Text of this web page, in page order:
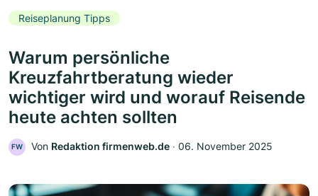
Reiseplanung Tipps
Warum persönliche
Kreuzfahrtberatung wieder
wichtiger wird und worauf Reisende
heute achten sollten
FW Von Redaktion firmenweb.de ‧ 06. November 2025